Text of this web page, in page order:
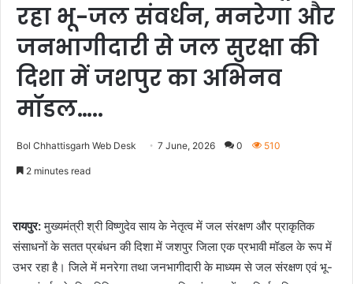
रहा भू-जल संवर्धन, मनरेगा और
जनभागीदारी से जल सुरक्षा की
दिशा में जशपुर का अभिनव
मॉडल…..
Bol Chhattisgarh Web Desk 7 June, 2026 0 510
2 minutes read
रायपुर:मुख्यमंत्री श्री विष्णुदेव साय के नेतृत्व में जल संरक्षण और प्राकृतिक
संसाधनों के सतत प्रबंधन की दिशा में जशपुर जिला एक प्रभावी मॉडल के रूप में
उभर रहा है। जिले में मनरेगा तथा जनभागीदारी के माध्यम से जल संरक्षण एवं भू-